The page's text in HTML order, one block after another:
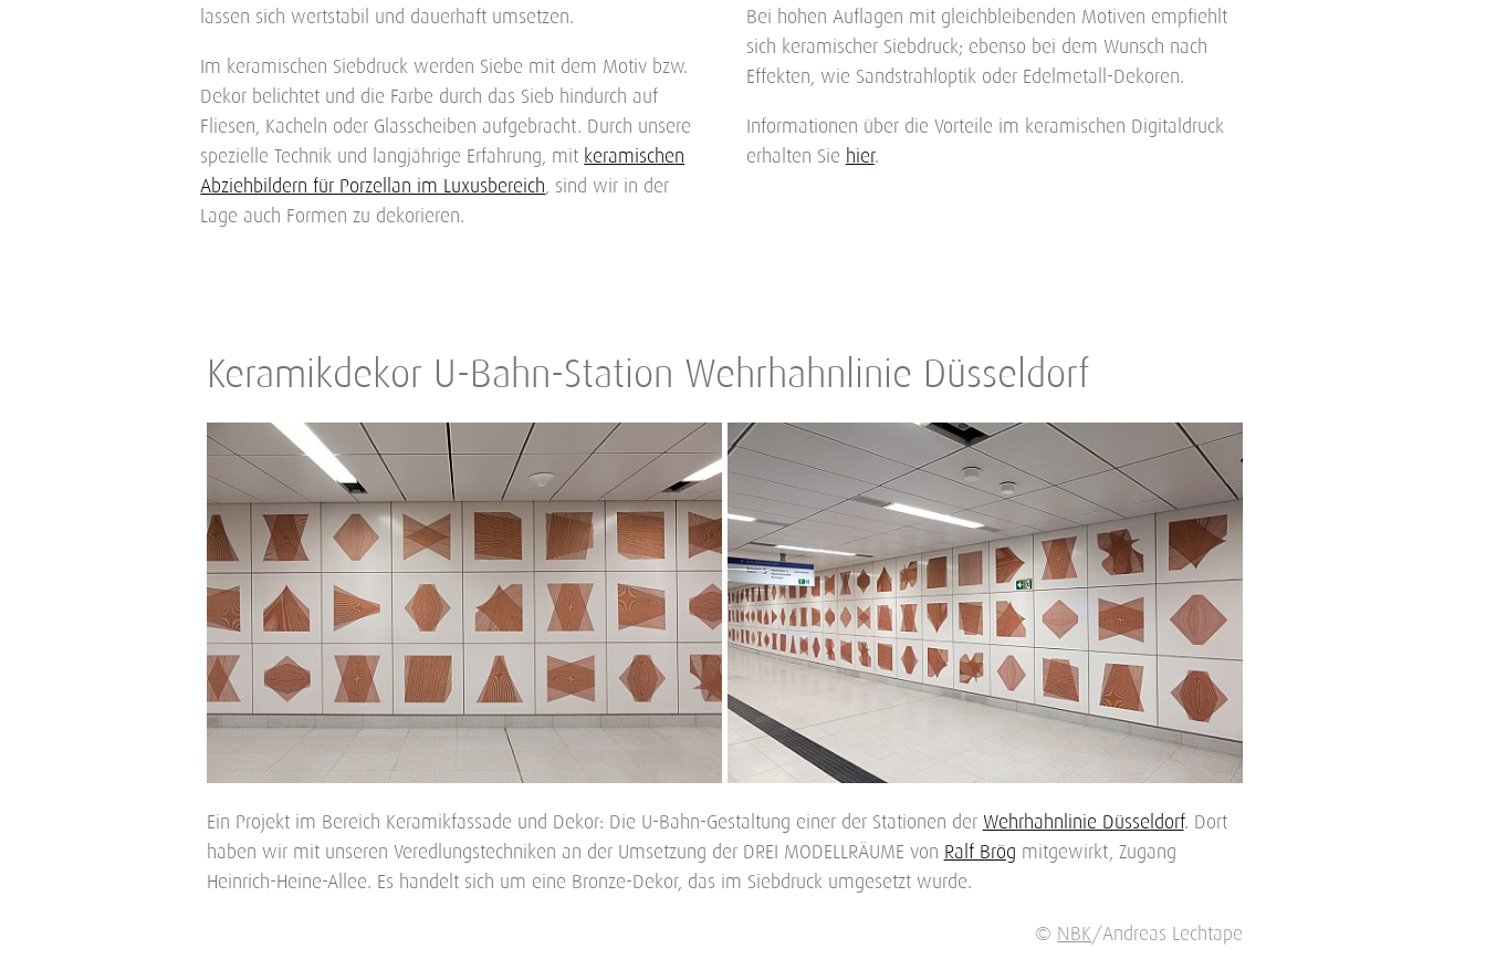
lassen sich wertstabil und dauerhaft umsetzen.
Im keramischen Siebdruck werden Siebe mit dem Motiv bzw.
Dekor belichtet und die Farbe durch das Sieb hindurch auf
Fliesen, Kacheln oder Glasscheiben aufgebracht. Durch unsere
spezielle Technik und langjährige Erfahrung, mit keramischen
Abziehbildern für Porzellan im Luxusbereich, sind wir in der
Lage auch Formen zu dekorieren.
Bei hohen Auflagen mit gleichbleibenden Motiven empfiehlt
sich keramischer Siebdruck; ebenso bei dem Wunsch nach
Effekten, wie Sandstrahloptik oder Edelmetall-Dekoren.
Informationen über die Vorteile im keramischen Digitaldruck
erhalten Sie hier.
Keramikdekor U-Bahn-Station Wehrhahnlinie Düsseldorf
Ein Projekt im Bereich Keramikfassade und Dekor: Die U-Bahn-Gestaltung einer der Stationen der Wehrhahnlinie Düsseldorf. Dort
haben wir mit unseren Veredlungstechniken an der Umsetzung der DREI MODELLRÄUME von Ralf Brög mitgewirkt, Zugang
Heinrich-Heine-Allee. Es handelt sich um eine Bronze-Dekor, das im Siebdruck umgesetzt wurde.
© NBK /Andreas Lechtape